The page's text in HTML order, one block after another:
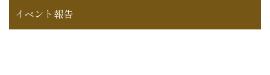
イベント報告